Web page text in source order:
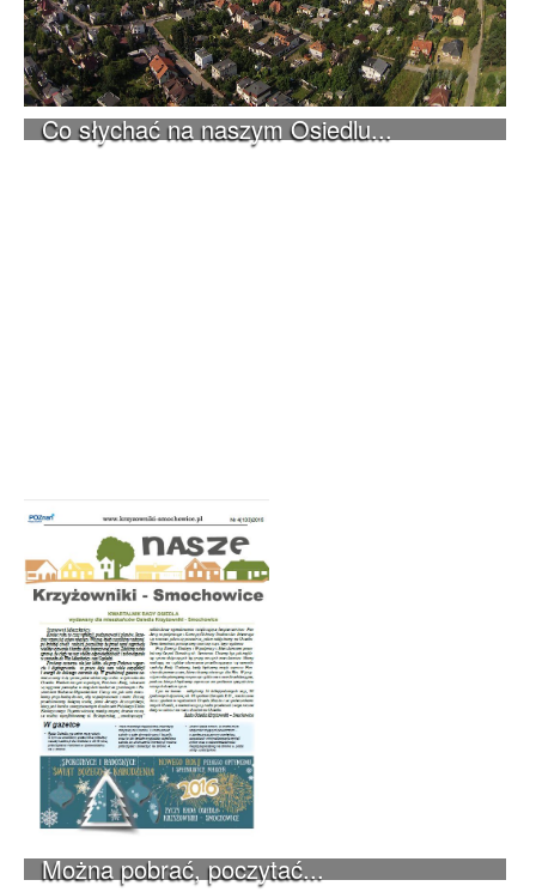
Co słychać na naszym Osiedlu...
Można pobrać, poczytać...